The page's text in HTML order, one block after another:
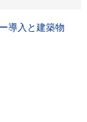
導入と建築物